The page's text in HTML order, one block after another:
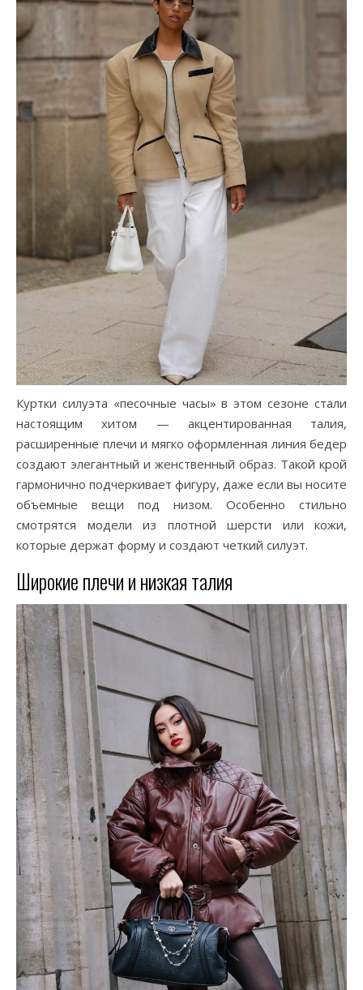
Куртки силуэта «песочные часы» в этом сезоне стали
настоящим хитом — акцентированная талия,
расширенные плечи и мягко оформленная линия бедер
создают элегантный и женственный образ. Такой крой
гармонично подчеркивает фигуру, даже если вы носите
объемные вещи под низом. Особенно стильно
смотрятся модели из плотной шерсти или кожи,
которые держат форму и создают четкий силуэт.
Широкие плечи и низкая талия